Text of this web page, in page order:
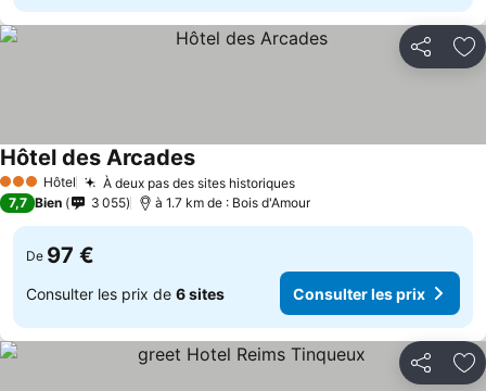
Partager
3 ÉtoilesHôtel À deux pas des sites historiques
Hôtel des Arcades
7,7 Bien 3 055 à 1.7 km de : Bois d'Amour
De 97 €
Consulter les prix de 6 sites Consulter les prix
Partager